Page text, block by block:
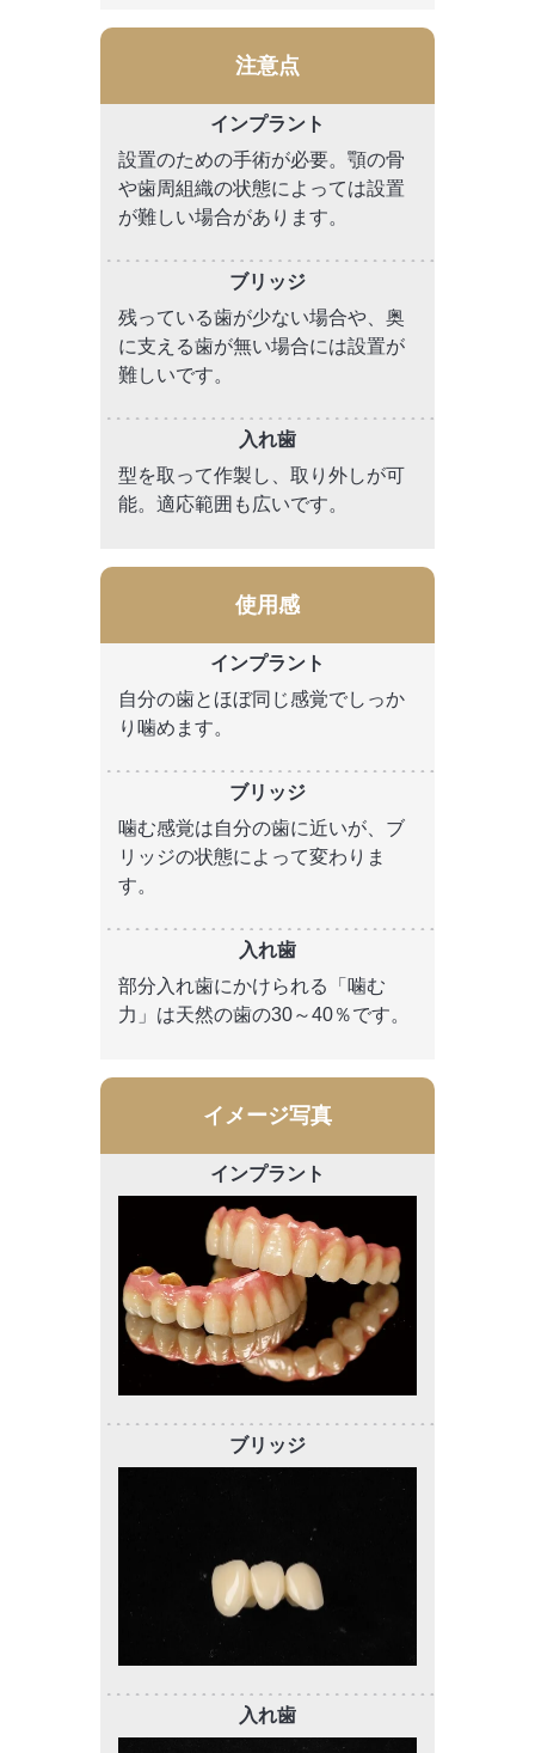
注意点
設置のための手術が必要。顎の骨
や歯周組織の状態によっては設置
が難しい場合があります。
残っている歯が少ない場合や、奥
に支える歯が無い場合には設置が
難しいです。
型を取って作製し、取り外しが可
能。適応範囲も広いです。
使用感
自分の歯とほぼ同じ感覚でしっか
り噛めます。
噛む感覚は自分の歯に近いが、ブ
リッジの状態によって変わりま
す。
部分入れ歯にかけられる「噛む
力」は天然の歯の30～40％です。
イメージ写真